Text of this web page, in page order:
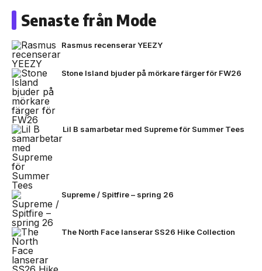
Senaste från Mode
Rasmus recenserar YEEZY
Stone Island bjuder på mörkare färger för FW26
Lil B samarbetar med Supreme för Summer Tees
Supreme / Spitfire – spring 26
The North Face lanserar SS26 Hike Collection